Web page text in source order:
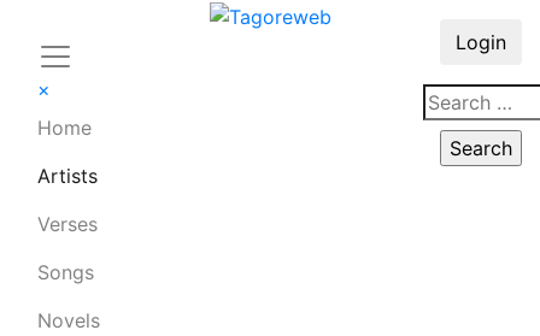
×
Home
Artists
Verses
Songs
Novels
Login